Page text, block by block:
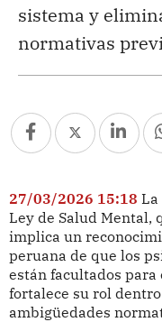
sistema y
normativas
27/03/2026 15:18 La
Ley de Salud Mental,
implica un
peruana de que los
están facultados
fortalece su rol
ambigüedades